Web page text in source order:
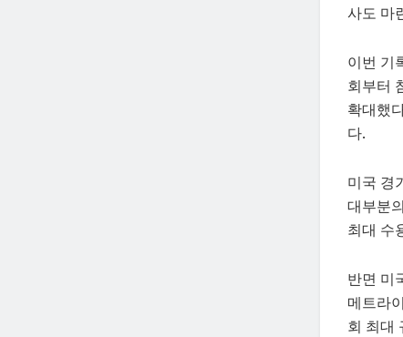
사도 마
이번 기
회부터
확대했
다.
미국 경
대부분
최대 수
반면 미
메트라
회 최대